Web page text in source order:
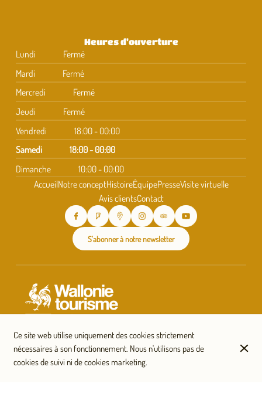
Heures d'ouverture
Lundi
Fermé
Mardi
Fermé
Mercredi
Fermé
Jeudi
Fermé
Vendredi
18:00 - 00:00
Samedi
18:00 - 00:00
Dimanche
10:00 - 00:00
AccueilNotre conceptHistoireÉquipePresseVisite virtuelle
Avis clientsContact
S'abonner à notre newsletter
© Taverne Saint-Géry 2026
Ce site web utilise uniquement des cookies strictement
nécessaires à son fonctionnement. Nous n'utilisons pas de
cookies de suivi ni de cookies marketing.